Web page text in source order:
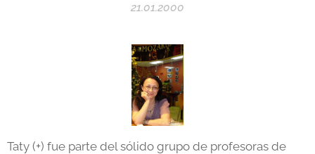
21.01.2000
Taty (+) fue parte del sólido grupo de profesoras de